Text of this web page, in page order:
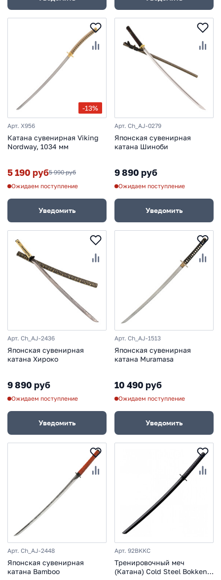
-13%
Арт. X956
Катана сувенирная Viking
Nordway, 1034 мм
5 190 руб5 990 руб
Ожидаем поступление
Уведомить
Арт. Ch_AJ-0279
Японская сувенирная
катана Шиноби
9 890 руб
Ожидаем поступление
Уведомить
Арт. Ch_AJ-2436
Японская сувенирная
катана Хироко
9 890 руб
Ожидаем поступление
Уведомить
Арт. Ch_AJ-1513
Японская сувенирная
катана Muramasa
10 490 руб
Ожидаем поступление
Уведомить
Арт. Ch_AJ-2448
Японская сувенирная
катана Bamboo
Арт. 92BKKC
Тренировочный меч
(Катана) Cold Steel Bokken,